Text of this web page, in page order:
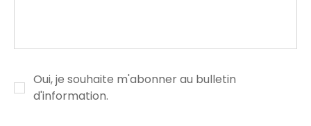
Oui, je souhaite m'abonner au bulletin
d'information.